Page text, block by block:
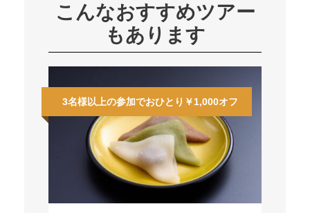
こんなおすすめツアー
もあります
3名様以上の参加でおひとり￥1,000オフ